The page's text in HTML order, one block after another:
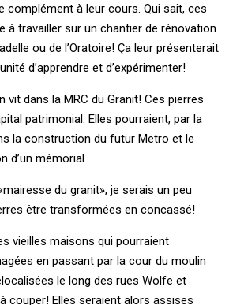
complément à leur cours. Qui sait, ces
à travailler sur un chantier de rénovation
ou de l’Oratoire! Ça leur présenterait
d’apprendre et d’expérimenter!
vit dans la MRC du Granit! Ces pierres
patrimonial. Elles pourraient, par la
la construction du futur Metro et le
d’un mémorial.
du granit», je serais un peu
être transformées en concassé!
vieilles maisons qui pourraient
en passant par la cour du moulin
le long des rues Wolfe et
couper! Elles seraient alors assises